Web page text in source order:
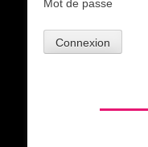
Mot de passe